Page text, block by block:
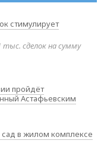
стимулирует
тыс. сделок на сумму
пройдёт
Астафьевским
в жилом комплексе